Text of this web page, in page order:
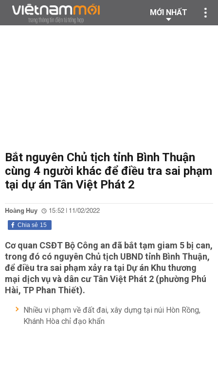
MỚI NHẤT
Bắt nguyên Chủ tịch tỉnh Bình Thuận
cùng 4 người khác để điều tra sai phạm
tại dự án Tân Việt Phát 2
Hoàng Huy 15:52 | 11/02/2022
15
Chia sẻ
Cơ quan CSĐT Bộ Công an đã bắt tạm giam 5 bị can,
trong đó có nguyên Chủ tịch UBND tỉnh Bình Thuận,
để điều tra sai phạm xảy ra tại Dự án Khu thương
mại dịch vụ và dân cư Tân Việt Phát 2 (phường Phú
Hài, TP Phan Thiết).
Nhiều vi phạm về đất đai, xây dựng tại núi Hòn Rồng,
Khánh Hòa chỉ đạo khẩn